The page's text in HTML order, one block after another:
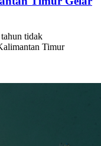
tidak
Timur